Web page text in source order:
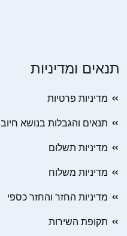
תנאים ומדיניות
מדיניות פרטיות
תנאים והגבלות בנושא חיוב
מדיניות תשלום
מדיניות משלוח
מדיניות החזר והחזר כספי
תקופת השירות